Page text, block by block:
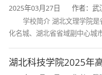
授予学位
特别说明：行政
适合不同学科背景的
2025年03月27日
作者：武
学校简介 湖北文理学院是省属普通高等学校，位于全国历史文
化名城、湖北省省域副中心城
学校、全国普通
湖北科技学院2025年